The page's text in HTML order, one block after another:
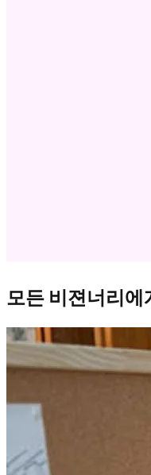
모든 비젼너리에